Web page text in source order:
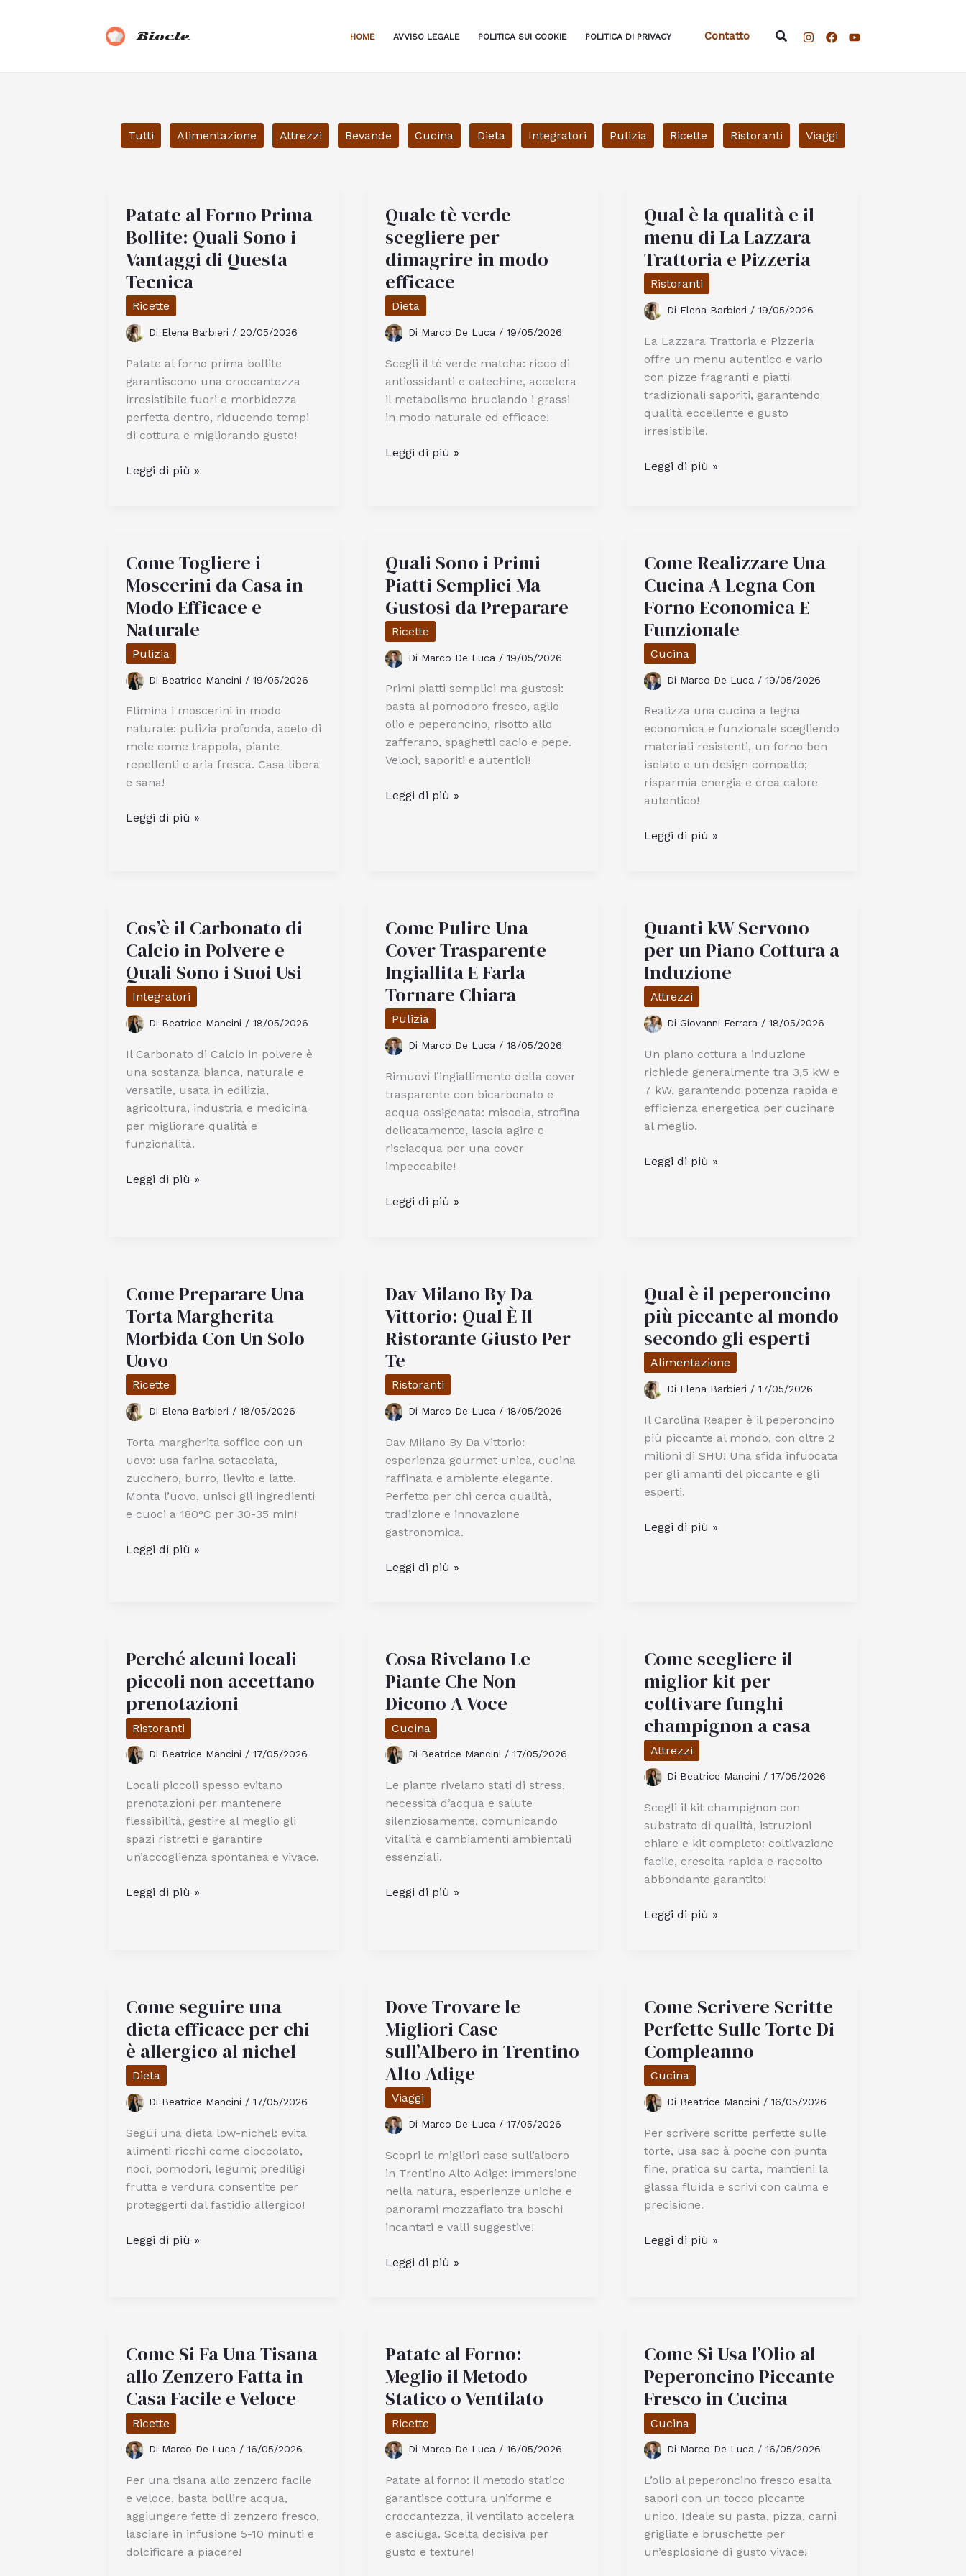
Biocle HOME AVVISO LEGALE POLITICA SUI COOKIE POLITICA DI PRIVACY Contatto Cerca
Filter
posts
Tutti Alimentazione Attrezzi Bevande Cucina Dieta Integratori Pulizia Ricette Ristoranti Viaggi
Patate al Forno Prima
Bollite: Quali Sono i
Vantaggi di Questa
Tecnica
Ricette
Di Elena Barbieri / 20/05/2026
Patate al forno prima bollite
garantiscono una croccantezza
irresistibile fuori e morbidezza
perfetta dentro, riducendo tempi
di cottura e migliorando gusto!
Patate
Quali
Sono
i
Vantaggi
di
Questa
Tecnica
Leggi di più »
Quale tè verde
scegliere per
dimagrire in modo
efficace
Dieta
Di Marco De Luca / 19/05/2026
Scegli il tè verde matcha: ricco di
antiossidanti e catechine, accelera
il metabolismo bruciando i grassi
in modo naturale ed efficace!
Quale
in
modo
efficace
Leggi di più »
Qual è la qualità e il
menu di La Lazzara
Trattoria e Pizzeria
Ristoranti
Di Elena Barbieri /19/05/2026
La Lazzara Trattoria e Pizzeria
offre un menu autentico e vario
con pizze fragranti e piatti
tradizionali saporiti, garantendo
qualità eccellente e gusto
irresistibile.
Qual
il
menu
di
La
Lazzara
Trattoria
e
Pizzeria
Leggi di più »
Come Togliere i
Moscerini da Casa in
Modo Efficace e
Naturale
Pulizia
Di Beatrice Mancini / 19/05/2026
Elimina i moscerini in modo
naturale: pulizia profonda, aceto di
mele come trappola, piante
repellenti e aria fresca. Casa libera
e sana!
Come
in
Modo
Efficace
e
Naturale
Leggi di più »
Quali Sono i Primi
Piatti Semplici Ma
Gustosi da Preparare
Ricette
Di Marco De Luca / 19/05/2026
Primi piatti semplici ma gustosi:
pasta al pomodoro fresco, aglio
olio e peperoncino, risotto allo
zafferano, spaghetti cacio e pepe.
Veloci, saporiti e autentici!
Quali
Gustosi
da
Preparare
Leggi di più »
Come Realizzare Una
Cucina A Legna Con
Forno Economica E
Funzionale
Cucina
Di Marco De Luca /19/05/2026
Realizza una cucina a legna
economica e funzionale scegliendo
materiali resistenti, un forno ben
isolato e un design compatto;
risparmia energia e crea calore
autentico!
Come
Legna
Con
Forno
Economica
E
Funzionale
Leggi di più »
Cos’è il Carbonato di
Calcio in Polvere e
Quali Sono i Suoi Usi
Integratori
Di Beatrice Mancini / 18/05/2026
Il Carbonato di Calcio in polvere è
una sostanza bianca, naturale e
versatile, usata in edilizia,
agricoltura, industria e medicina
per migliorare qualità e
funzionalità.
Cos’è
Polvere
e
Quali
Sono
i
Suoi
Usi
Leggi di più »
Come Pulire Una
Cover Trasparente
Ingiallita E Farla
Tornare Chiara
Pulizia
Di Marco De Luca / 18/05/2026
Rimuovi l’ingiallimento della cover
trasparente con bicarbonato e
acqua ossigenata: miscela, strofina
delicatamente, lascia agire e
risciacqua per una cover
impeccabile!
Come
Ingiallita
E
Farla
Tornare
Chiara
Leggi di più »
Quanti kW Servono
per un Piano Cottura a
Induzione
Attrezzi
DiGiovanni Ferrara /18/05/2026
Un piano cottura a induzione
richiede generalmente tra 3,5 kW e
7 kW, garantendo potenza rapida e
efficienza energetica per cucinare
al meglio.
Quanti
a
Induzione
Leggi di più »
Come Preparare Una
Torta Margherita
Morbida Con Un Solo
Uovo
Ricette
Di Elena Barbieri / 18/05/2026
Torta margherita soffice con un
uovo: usa farina setacciata,
zucchero, burro, lievito e latte.
Monta l’uovo, unisci gli ingredienti
e cuoci a 180°C per 30-35 min!
Come
Con
Un
Solo
Uovo
Leggi di più »
Dav Milano By Da
Vittorio: Qual È Il
Ristorante Giusto Per
Te
Ristoranti
Di Marco De Luca / 18/05/2026
Dav Milano By Da Vittorio:
esperienza gourmet unica, cucina
raffinata e ambiente elegante.
Perfetto per chi cerca qualità,
tradizione e innovazione
gastronomica.
Dav
Qual
È
Il
Ristorante
Giusto
Per
Te
Leggi di più »
Qual è il peperoncino
più piccante al mondo
secondo gli esperti
Alimentazione
Di Elena Barbieri /17/05/2026
Il Carolina Reaper è il peperoncino
più piccante al mondo, con oltre 2
milioni di SHU! Una sfida infuocata
per gli amanti del piccante e gli
esperti.
Qual
mondo
secondo
gli
esperti
Leggi di più »
Perché alcuni locali
piccoli non accettano
prenotazioni
Ristoranti
Di Beatrice Mancini / 17/05/2026
Locali piccoli spesso evitano
prenotazioni per mantenere
flessibilità, gestire al meglio gli
spazi ristretti e garantire
un’accoglienza spontanea e vivace.
Perché
prenotazioni
Leggi di più »
Cosa Rivelano Le
Piante Che Non
Dicono A Voce
Cucina
Di Beatrice Mancini / 17/05/2026
Le piante rivelano stati di stress,
necessità d’acqua e salute
silenziosamente, comunicando
vitalità e cambiamenti ambientali
essenziali.
Cosa
Dicono
A
Voce
Leggi di più »
Come scegliere il
miglior kit per
coltivare funghi
champignon a casa
Attrezzi
Di Beatrice Mancini /17/05/2026
Scegli il kit champignon con
substrato di qualità, istruzioni
chiare e kit completo: coltivazione
facile, crescita rapida e raccolto
abbondante garantito!
Come
per
coltivare
funghi
champignon
casa
Leggi di più »
Come seguire una
dieta efficace per chi
è allergico al nichel
Dieta
Di Beatrice Mancini / 17/05/2026
Segui una dieta low-nichel: evita
alimenti ricchi come cioccolato,
noci, pomodori, legumi; prediligi
frutta e verdura consentite per
proteggerti dal fastidio allergico!
Come
chi
è
allergico
al
nichel
Leggi di più »
Dove Trovare le
Migliori Case
sull’Albero in Trentino
Alto Adige
Viaggi
Di Marco De Luca / 17/05/2026
Scopri le migliori case sull’albero
in Trentino Alto Adige: immersione
nella natura, esperienze uniche e
panorami mozzafiato tra boschi
incantati e valli suggestive!
Dove
sull’Albero
in
Trentino
Alto
Adige
Leggi di più »
Come Scrivere Scritte
Perfette Sulle Torte Di
Compleanno
Cucina
Di Beatrice Mancini /16/05/2026
Per scrivere scritte perfette sulle
torte, usa sac à poche con punta
fine, pratica su carta, mantieni la
glassa fluida e scrivi con calma e
precisione.
Come
Di
Compleanno
Leggi di più »
Come Si Fa Una Tisana
allo Zenzero Fatta in
Casa Facile e Veloce
Ricette
Di Marco De Luca / 16/05/2026
Per una tisana allo zenzero facile
e veloce, basta bollire acqua,
aggiungere fette di zenzero fresco,
lasciare in infusione 5-10 minuti e
dolcificare a piacere!
Patate al Forno:
Meglio il Metodo
Statico o Ventilato
Ricette
Di Marco De Luca / 16/05/2026
Patate al forno: il metodo statico
garantisce cottura uniforme e
croccantezza, il ventilato accelera
e asciuga. Scelta decisiva per
gusto e texture!
Come Si Usa l’Olio al
Peperoncino Piccante
Fresco in Cucina
Cucina
Di Marco De Luca /16/05/2026
L’olio al peperoncino fresco esalta
sapori con un tocco piccante
unico. Ideale su pasta, pizza, carni
grigliate e bruschette per
un’esplosione di gusto vivace!